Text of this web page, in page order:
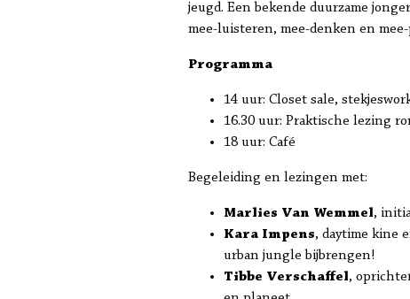
jeugd. Een bekende duurzame
mee-luisteren, mee-denken en
Programma
14 uur: Closet sale,
16.30 uur: Praktische lezing
18 uur: Café
Begeleiding en lezingen met:
Marlies Van Wemmel,
Kara Impens, daytime kine
urban jungle bijbrengen!
Tibbe Verschaffel,